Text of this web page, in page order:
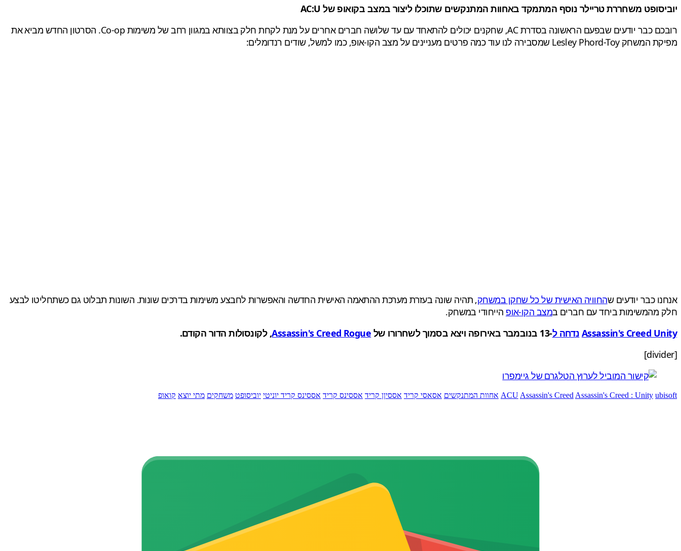
יוביסופט משחררת טריילר נוסף המתמקד באחוות המתנקשים שתוכלו ליצור במצב בקואופ של AC:U
רובכם כבר יודעים שבפעם הראשונה בסדרת AC ,שחקנים יכולים להתאחד עם עד שלושה חברים אחרים על מנת לקחת חלק בצוותא במגוון רחב של משימות Co-op
. הסרטון החדש מביא את
מפיקת המשחק Lesley Phord-Toy שמסבירה לנו עוד כמה פרטים מעניינים על מצב הקו-אופ, כמו למשל, שודים רנדומלים:
אנחנו כבר יודעים שהחוויה האישית של כל שחקן במשחק, תהיה שונה בעזרת מערכת ההתאמה האישית החדשה והאפשרות לחבצע משימות בדרכים שונות. השונות תבלוט גם כשתחליטו לבצע
חלק מהמשימות ביחד עם חברים במצב הקו-אופ הייחודי במשחק.
Assassin's Creed Unity נדחה ל-13 בנובמבר באירופה ויצא בסמוך לשחרורו של Assassin's Creed Rogue, לקונסולות הדור הקודם.
[divider]
ACU Assassin's Creed Assassin's Creed : Unity ubisoft אחוות המתנקשים אסאסי קריד אססיןן קריד אססינס קריד אססינס קריד יוניטי יוביסופט משחקים מתי יוצא קואופ